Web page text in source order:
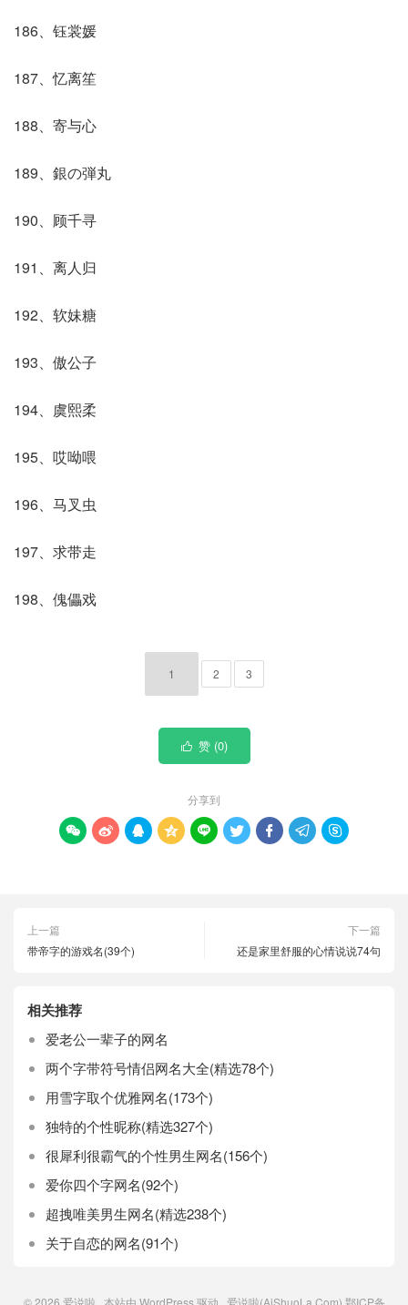
186、钰裳媛
187、忆离笙
188、寄与心
189、銀の弾丸
190、顾千寻
191、离人归
192、软妹糖
193、傲公子
194、虞熙柔
195、哎呦喂
196、马叉虫
197、求带走
198、傀儡戏
1 2 3
 赞 (0)
分享到
        
上一篇
带帝字的游戏名(39个)
下一篇
还是家里舒服的心情说说74句
相关推荐
爱老公一辈子的网名
两个字带符号情侣网名大全(精选78个)
用雪字取个优雅网名(173个)
独特的个性昵称(精选327个)
很犀利很霸气的个性男生网名(156个)
爱你四个字网名(92个)
超拽唯美男生网名(精选238个)
关于自恋的网名(91个)
© 2026 爱说啦 本站由 WordPress驱动 爱说啦(AiShuoLa.Com) 鄂ICP备